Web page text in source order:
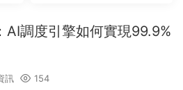
AI調度引擎如何實現99.9%
訊 154